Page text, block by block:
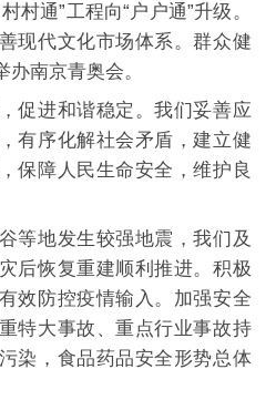
村通”工程向“户户通”升级。
现代文化市场体系。群众健
南京青奥会。
进和谐稳定。我们妥善应
有序化解社会矛盾，建立健
保障人民生命安全，维护良
地发生较强地震，我们及
后恢复重建顺利推进。积极
效防控疫情输入。加强安全
特大事故、重点行业事故持
染，食品药品安全形势总体